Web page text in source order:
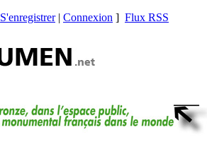
S'enregistrer| Connexion ] Flux RSS